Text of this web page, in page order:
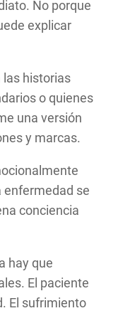
No porque
explicar
las historias
o quienes
una versión
y marcas.
enfermedad se
conciencia
hay que
El paciente
El sufrimiento